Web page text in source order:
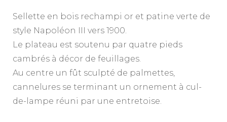
Sellette en bois rechampi or et patine verte de
style Napoléon III vers 1900.
Le plateau est soutenu par quatre pieds
cambrés à décor de feuillages.
Au centre un fût sculpté de palmettes,
cannelures se terminant un ornement à cul-
de-lampe réuni par une entretoise.